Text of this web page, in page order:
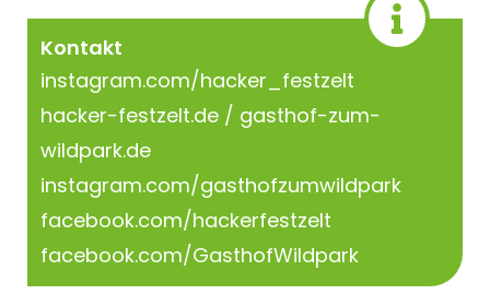
instagram.com/hacker_festzelt
hacker-festzelt.de / gasthof-zum-
wildpark.de
instagram.com/gasthofzumwildpark
facebook.com/hackerfestzelt
facebook.com/GasthofWildpark
Kontakt